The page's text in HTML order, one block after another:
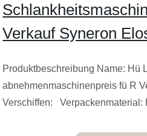
Verkauf Syneron
Produktbeschreibung Name: Hü
abnehmenmaschinenpreis fü R
Verschiffen: Verpackenmaterial: